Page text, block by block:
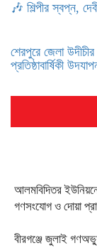
🎶 শিল্পীর স্বপ্ন,
শেরপুরে জেলা
প্রতিষ্ঠাবার্ষিকী
আলমবিদিতর
গণসংযোগ ও দোয়া
বীরগঞ্জে জুলাই